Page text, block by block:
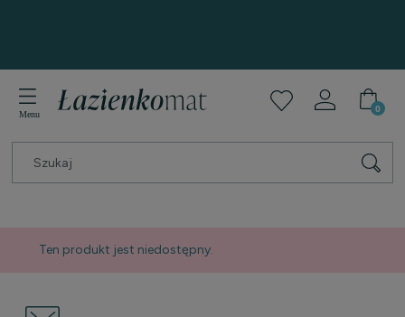
Ten produkt jest niedostępny.